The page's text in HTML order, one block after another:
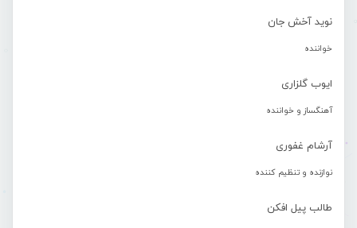
نوید آخش جان
خواننده
ایوب گلزاری
آهنگساز و خواننده
آرشام غفوری
نوازنده و تنظیم کننده
طالب پیل افکن